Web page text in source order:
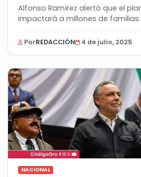
Alfonso Ramírez alertó que el
impactará a millones de familias
PorREDACCIÓN 4 de julio, 2025
NACIONAL